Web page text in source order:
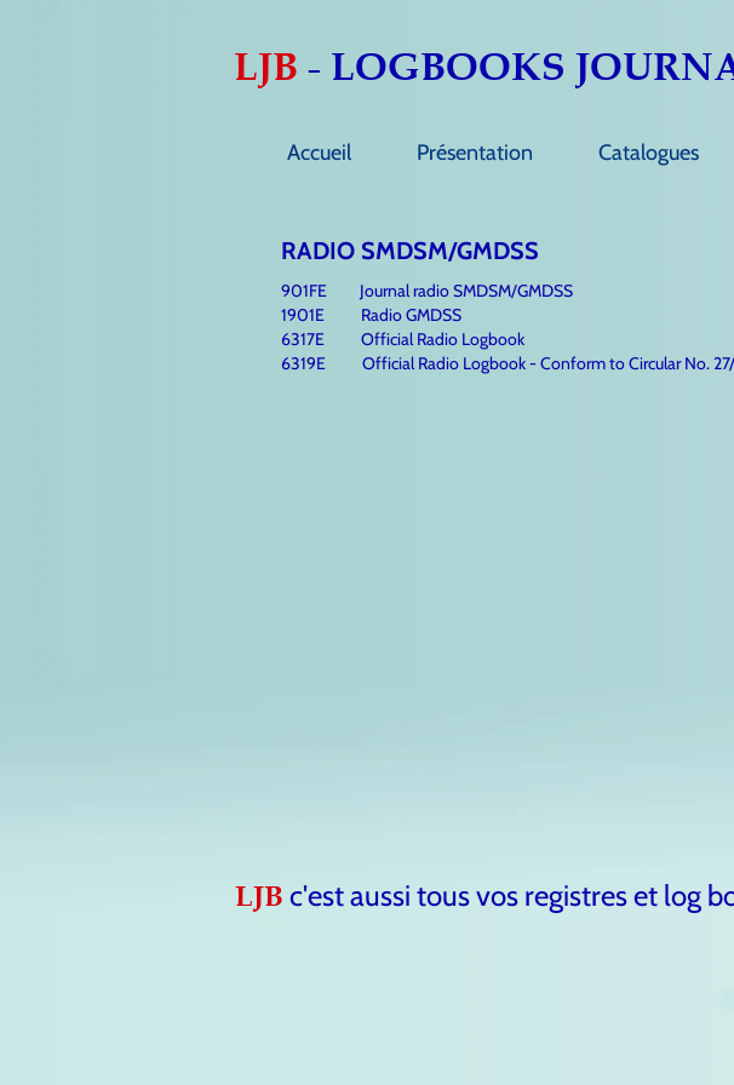
Accueil Présentation Catalogues
LJB - LOGBOOKS
RADIO SMDSM/GMDSS
901FE Journal radio SMDSM/GMDSS
1901E Radio GMDSS
6317E Official Radio Logbook
6319E Official Radio Logbook - Conform to Circular No. 27/
LJB c'est aussi tous vos registres et log